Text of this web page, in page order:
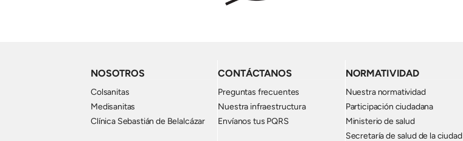
NOSOTROS
Colsanitas
Medisanitas
Clínica Sebastián de Belalcázar
CONTÁCTANOS
Preguntas frecuentes
Nuestra infraestructura
Envíanos tus PQRS
NORMATIVIDAD
Nuestra normatividad
Participación ciudadana
Ministerio de salud
Secretaría de salud de la ciudad